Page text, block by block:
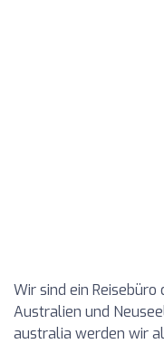
Wir sind ein Reisebüro
Australien und
australia werden wir